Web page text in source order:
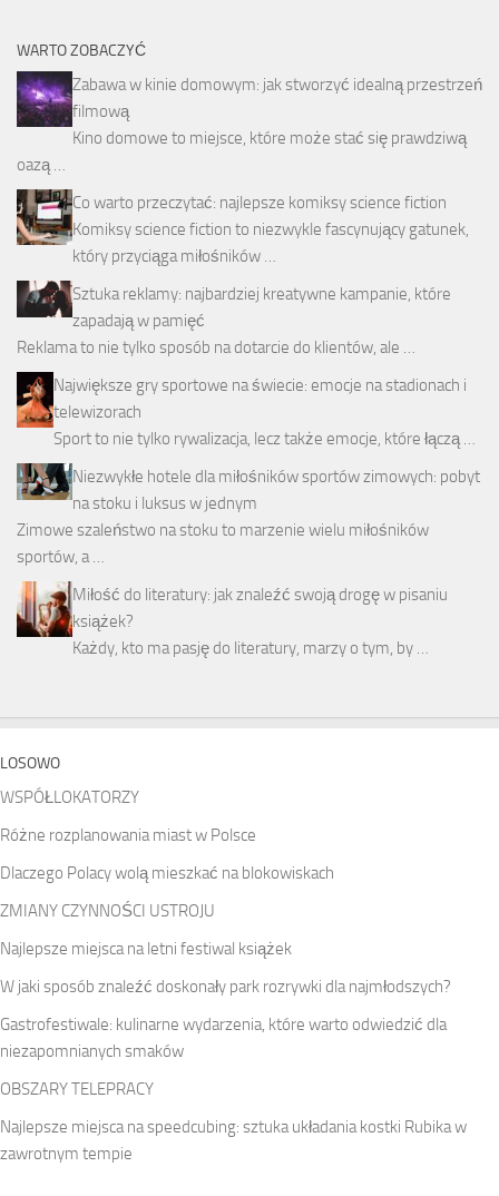
WARTO ZOBACZYĆ
Zabawa w kinie domowym: jak stworzyć idealną przestrzeń
filmową
Kino domowe to miejsce, które może stać się prawdziwą
oazą …
Co warto przeczytać: najlepsze komiksy science fiction
Komiksy science fiction to niezwykle fascynujący gatunek,
który przyciąga miłośników …
Sztuka reklamy: najbardziej kreatywne kampanie, które
zapadają w pamięć
Reklama to nie tylko sposób na dotarcie do klientów, ale …
Największe gry sportowe na świecie: emocje na stadionach i
telewizorach
Sport to nie tylko rywalizacja, lecz także emocje, które łączą …
Niezwykłe hotele dla miłośników sportów zimowych: pobyt
na stoku i luksus w jednym
Zimowe szaleństwo na stoku to marzenie wielu miłośników
sportów, a …
Miłość do literatury: jak znaleźć swoją drogę w pisaniu
książek?
Każdy, kto ma pasję do literatury, marzy o tym, by …
LOSOWO
WSPÓŁLOKATORZY
Różne rozplanowania miast w Polsce
Dlaczego Polacy wolą mieszkać na blokowiskach
ZMIANY CZYNNOŚCI USTROJU
Najlepsze miejsca na letni festiwal książek
W jaki sposób znaleźć doskonały park rozrywki dla najmłodszych?
Gastrofestiwale: kulinarne wydarzenia, które warto odwiedzić dla
niezapomnianych smaków
OBSZARY TELEPRACY
Najlepsze miejsca na speedcubing: sztuka układania kostki Rubika w
zawrotnym tempie